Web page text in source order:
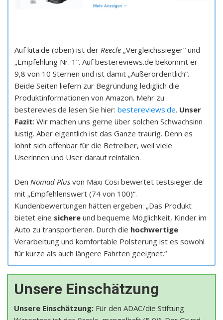
Auf kita.de (oben) ist der Reecle „Vergleichssieger“ und
„Empfehlung Nr. 1“. Auf bestereviews.de bekommt er
9,8 von 10 Sternen und ist damit „Außerordentlich“.
Beide Seiten liefern zur Begründung lediglich die
Produktinformationen von Amazon. Mehr zu
besterevies.de lesen Sie hier: bestereviews.de. Unser
Fazit: Wir machen uns gerne über solchen Schwachsinn
lustig. Aber eigentlich ist das Ganze traurig. Denn es
lohnt sich offenbar für die Betreiber, weil viele
Userinnen und User darauf reinfallen.
Den Nomad Plus von Maxi Cosi bewertet testsieger.de
mit „Empfehlenswert (74 von 100)“.
Kundenbewertungen hätten ergeben: „Das Produkt
bietet eine sichere und bequeme Möglichkeit, Kinder im
Auto zu transportieren. Durch die hochwertige
Verarbeitung und komfortable Polsterung ist es sowohl
für kurze als auch längere Fahrten geeignet.“
Unsere Einschätzung
Unsere Einschätzung: Für den ADAC/die Stiftung